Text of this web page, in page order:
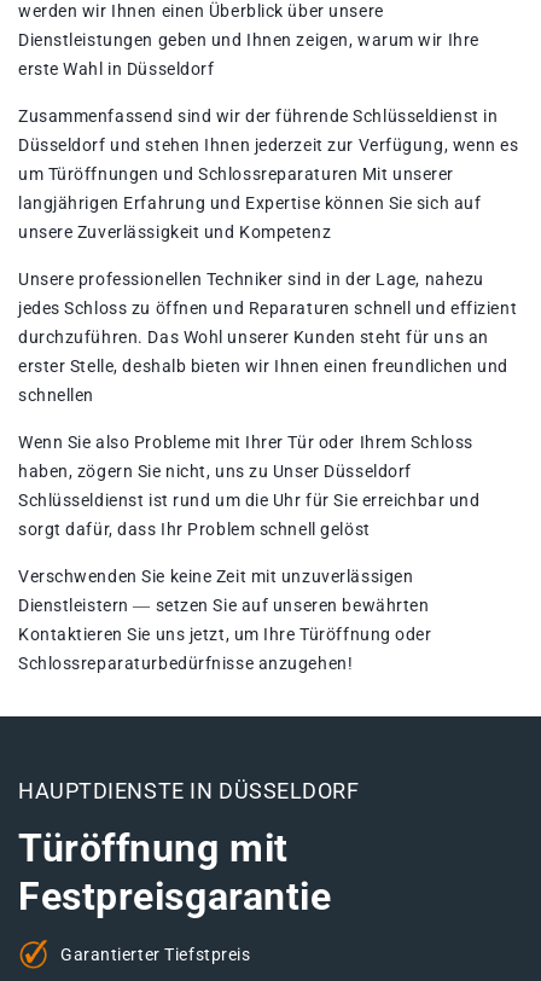
werden wir Ihnen einen Überblick über unsere
Dienstleistungen geben und Ihnen zeigen, warum wir Ihre
erste Wahl in Düsseldorf
Zusammenfassend sind wir der führende Schlüsseldienst in
Düsseldorf und stehen Ihnen jederzeit zur Verfügung, wenn es
um Türöffnungen und Schlossreparaturen Mit unserer
langjährigen Erfahrung und Expertise können Sie sich auf
unsere Zuverlässigkeit und Kompetenz
Unsere professionellen Techniker sind in der Lage, nahezu
jedes Schloss zu öffnen und Reparaturen schnell und effizient
durchzuführen. Das Wohl unserer Kunden steht für uns an
erster Stelle, deshalb bieten wir Ihnen einen freundlichen und
schnellen
Wenn Sie also Probleme mit Ihrer Tür oder Ihrem Schloss
haben, zögern Sie nicht, uns zu Unser Düsseldorf
Schlüsseldienst ist rund um die Uhr für Sie erreichbar und
sorgt dafür, dass Ihr Problem schnell gelöst
Verschwenden Sie keine Zeit mit unzuverlässigen
Dienstleistern ― setzen Sie auf unseren bewährten
Kontaktieren Sie uns jetzt, um Ihre Türöffnung oder
Schlossreparaturbedürfnisse anzugehen!
HAUPTDIENSTE IN DÜSSELDORF
Türöffnung mit
Festpreisgarantie
Garantierter Tiefstpreis